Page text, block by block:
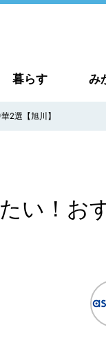
暮らす み
2選【旭川】
い！お